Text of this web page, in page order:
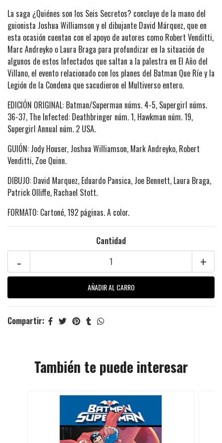
La saga ¿Quiénes son los Seis Secretos? concluye de la mano del
guionista Joshua Williamson y el dibujante David Márquez, que en
esta ocasión cuentan con el apoyo de autores como Robert Venditti,
Marc Andreyko o Laura Braga para profundizar en la situación de
algunos de estos Infectados que saltan a la palestra en El Año del
Villano, el evento relacionado con los planes del Batman Que Ríe y la
Legión de la Condena que sacudieron el Multiverso entero.
EDICIÓN ORIGINAL: Batman/Superman núms. 4-5, Supergirl núms.
36-37, The Infected: Deathbringer núm. 1, Hawkman núm. 19,
Supergirl Annual núm. 2 USA.
GUIÓN: Jody Houser, Joshua Williamson, Mark Andreyko, Robert
Venditti, Zoe Quinn.
DIBUJO: David Marquez, Eduardo Pansica, Joe Bennett, Laura Braga,
Patrick Olliffe, Rachael Stott.
FORMATO: Cartoné, 192 páginas. A color.
Cantidad
+
-
Compartir:
También te puede interesar